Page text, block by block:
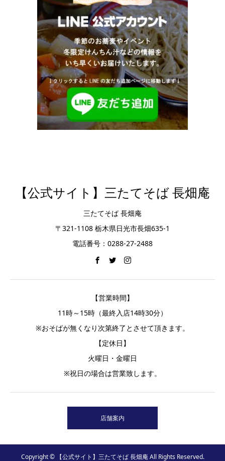
【公式サイト】三たてそば 長畑庵
三たてそば 長畑庵
〒321-1108 栃木県日光市長畑635-1
電話番号：0288-27-2488
【営業時間】
11時～15時（最終入店14時30分）
※おそばが無くなり次第終了とさせて頂きます。
【定休日】
火曜日・金曜日
※祝日の場合は営業致します。
店舗案内
Copyright © 【公式サイト】三たてそば 長畑庵 All Rights Reserved.